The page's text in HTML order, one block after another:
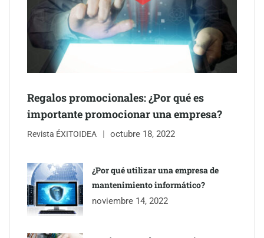
el rejuvenecimiento facial
Preguntas frecuentes sobre gestión administrativa: la gestoría
responde con claridad y valor práctico
Regalos promocionales: ¿Por qué es
importante promocionar una empresa?
Revista ÉXITOIDEA octubre 18, 2022
¿Por qué utilizar una empresa de
mantenimiento informático?
noviembre 14, 2022